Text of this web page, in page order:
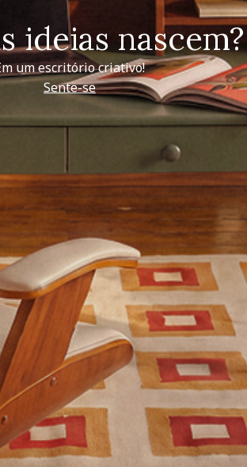
ideias nascem?
um escritório criativo!
Sente-se